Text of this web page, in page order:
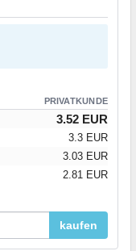
PRIVATKUNDE
3.52 EUR
3.3 EUR
3.03 EUR
2.81 EUR
kaufen